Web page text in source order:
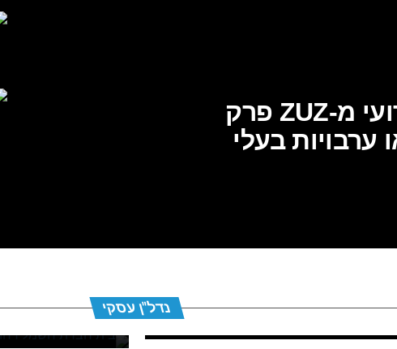
מדברים נדל"ן עם רועי מ-ZUZ פרק
ערבויות בעלי
נדל"ן עסקי
משתפות
הבא של תל